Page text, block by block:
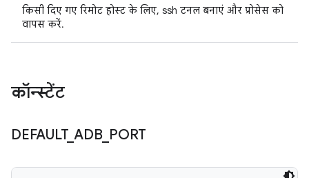
किसी दिए गए रिमोट होस्ट के लिए, ssh टनल बनाएं और प्रोसेस को
वापस करें.
कॉन्स्टेंट
DEFAULT_ ADB_ PORT